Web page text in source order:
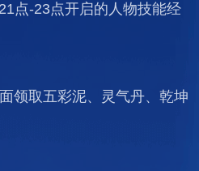
点-23点开启的人物技能经
领取五彩泥、灵气丹、乾坤